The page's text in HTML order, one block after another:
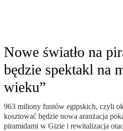
Nowe światło na
będzie spektakl na
wieku”
963 miliony funtów egipskich, czyli
kosztować będzie nowa aranżacja
piramidami w Gizie i rewitalizacja